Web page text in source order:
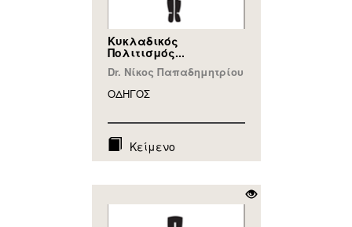
Κυκλαδικός
Πολιτισμός...
Dr. Νίκος Παπαδημητρίου
ΟΔΗΓΟΣ
Κείμενο